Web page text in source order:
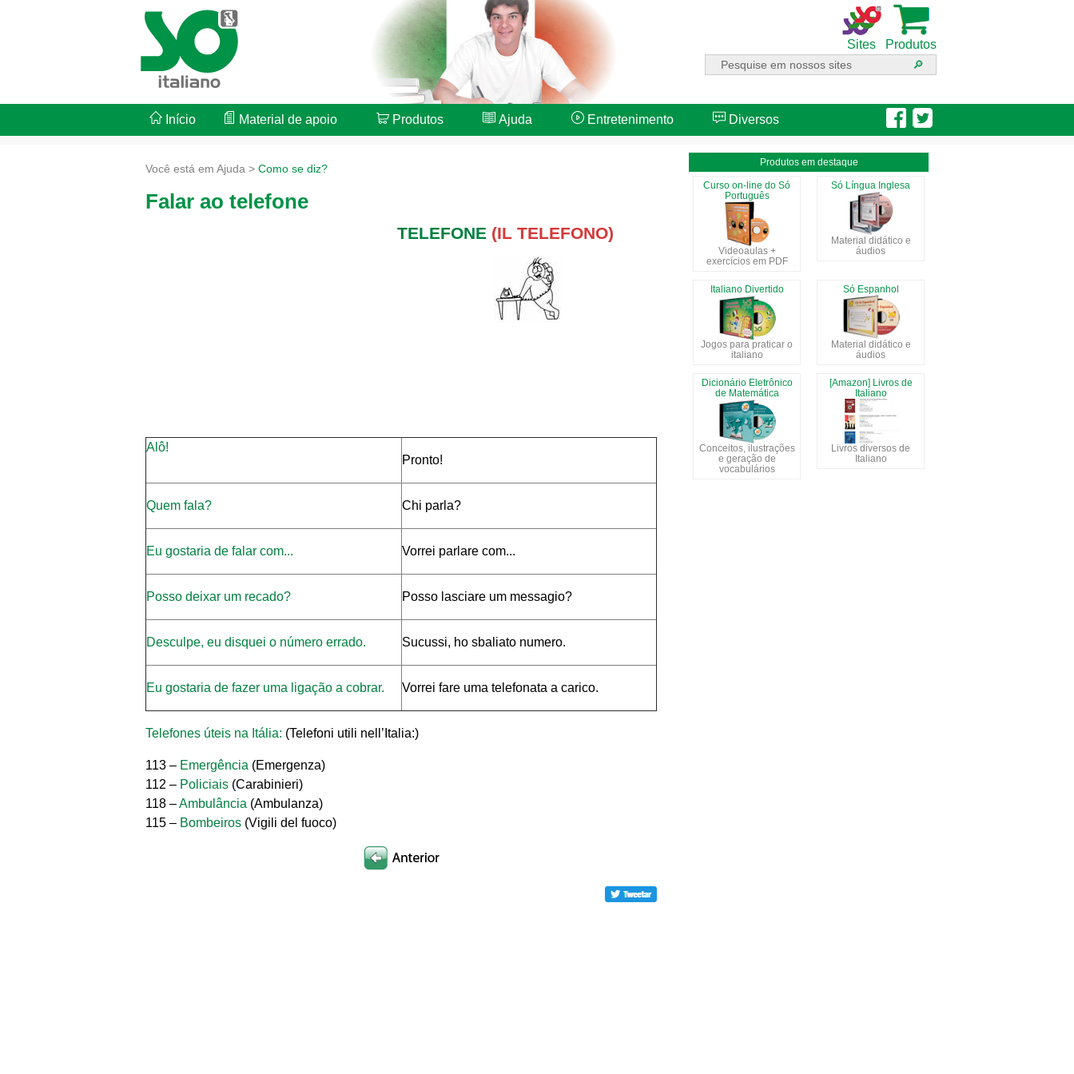
Produtos
Sites
Início Material de apoio Produtos Ajuda Entretenimento Diversos
Você está em Ajuda > Como se diz?
Falar ao telefone
TELEFONE (IL TELEFONO)
Alô!
Pronto!
Quem fala? Chi parla?
Eu gostaria de falar com... Vorrei parlare com...
Posso deixar um recado? Posso lasciare um messagio?
Desculpe, eu disquei o número errado. Sucussi, ho sbaliato numero.
Eu gostaria de fazer uma ligação a cobrar. Vorrei fare uma telefonata a carico.
Telefones úteis na Itália: (Telefoni utili nell’Italia:)
113 – Emergência (Emergenza)
112 – Policiais (Carabinieri)
118 –Ambulância (Ambulanza)
115 – Bombeiros (Vigili del fuoco)
Produtos em destaque
Curso on-line do Só
Português
Videoaulas +
exercícios em PDF
Só Língua Inglesa
Material didático e
áudios
Italiano Divertido
Jogos para praticar o
italiano
Só Espanhol
Material didático e
áudios
Dicionário Eletrônico
de Matemática
Conceitos, ilustrações
e geração de
vocabulários
[Amazon] Livros de
Italiano
Livros diversos de
Italiano